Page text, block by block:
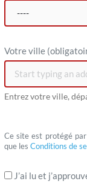
V​otre ville
Entrez votre ville,
Ce site est protégé
que les Conditions de
J’ai lu et